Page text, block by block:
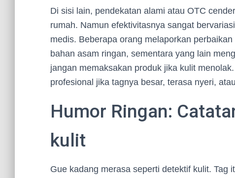
Di sisi lain, pendekatan alami atau OTC
rumah. Namun efektivitasnya sangat
medis. Beberapa orang melaporkan
bahan asam ringan, sementara yang lain
jangan memaksakan produk jika kulit
profesional jika tagnya besar, terasa nyeri,
Humor Ringan:
kulit
Gue kadang merasa seperti detektif kulit. Tag